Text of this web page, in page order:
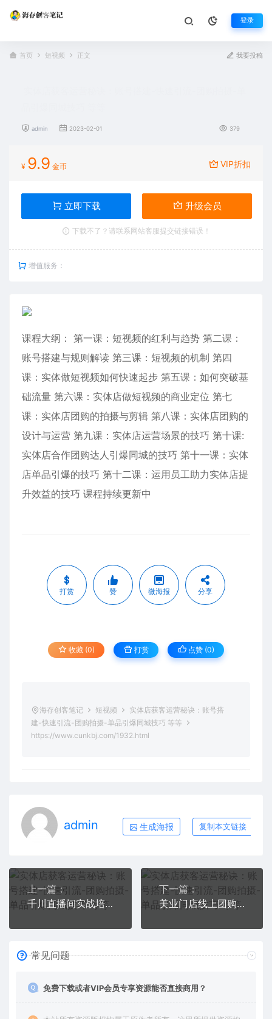
登录
首页 短视频 正文 我要投稿
admin 2023-02-01 379
¥ 9.9 金币 VIP折扣
立即下载 升级会员
下载不了？请联系网站客服提交链接错误！
增值服务：
课程大纲： 第一课：短视频的红利与趋势 第二课：
账号搭建与规则解读 第三课：短视频的机制 第四
课：实体做短视频如何快速起步 第五课：如何突破基
础流量 第六课：实体店做短视频的商业定位 第七
课：实体店团购的拍摄与剪辑 第八课：实体店团购的
设计与运营 第九课：实体店运营场景的技巧 第十课:
实体店合作团购达人引爆同城的技巧 第十一课：实体
店单品引爆的技巧 第十二课：运用员工助力实体店提
升效益的技巧 课程持续更新中
打赏 赞 微海报 分享
收藏 (0) 打赏 点赞 (0)
海存创客笔记 短视频
实体店获客运营秘诀：账号搭
建-快速引流-团购拍摄-单品引爆同城技巧 等等
https://www.cunkbj.com/1932.html
admin 生成海报 复制本文链接
上一篇：
千川直播间实战培训：带你从0-1学会千川投流，快速掌握核心的原理
下一篇：
美业门店线上团购自播特训营：直播间搭建-团购开通流程-软件配套-直播话术
常见问题
免费下载或者VIP会员专享资源能否直接商用？